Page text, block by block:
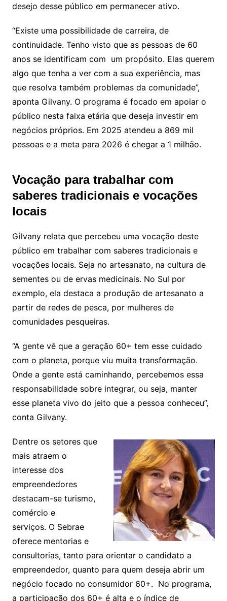
desejo desse público em permanecer ativo.
“Existe uma possibilidade de carreira, de
continuidade. Tenho visto que as pessoas de 60
anos se identificam com um propósito. Elas querem
algo que tenha a ver com a sua experiência, mas
que resolva também problemas da comunidade”,
aponta Gilvany. O programa é focado em apoiar o
público nesta faixa etária que deseja investir em
negócios próprios. Em 2025 atendeu a 869 mil
pessoas e a meta para 2026 é chegar a 1 milhão.
Vocação para trabalhar com
saberes tradicionais e vocações
locais
Gilvany relata que percebeu uma vocação deste
público em trabalhar com saberes tradicionais e
vocações locais. Seja no artesanato, na cultura de
sementes ou de ervas medicinais. No Sul por
exemplo, ela destaca a produção de artesanato a
partir de redes de pesca, por mulheres de
comunidades pesqueiras.
“A gente vê que a geração 60+ tem esse cuidado
com o planeta, porque viu muita transformação.
Onde a gente está caminhando, percebemos essa
responsabilidade sobre integrar, ou seja, manter
esse planeta vivo do jeito que a pessoa conheceu”,
conta Gilvany.
Dentre os setores que
mais atraem o
interesse dos
empreendedores
destacam-se turismo,
comércio e
serviços. O Sebrae
oferece mentorias e
consultorias, tanto para orientar o candidato a
empreendedor, quanto para quem deseja abrir um
negócio focado no consumidor 60+. No programa,
a participação dos 60+ é alta e o índice de